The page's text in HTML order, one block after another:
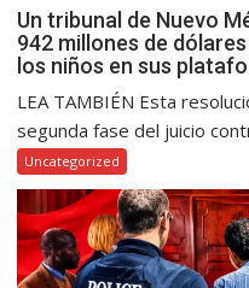
Un tribunal de Nuevo
942 millones de
los niños en sus
LEA TAMBIÉN Esta
segunda fase del juicio
Uncategorized